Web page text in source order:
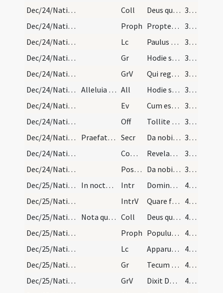
Dec/24/Nativitas (Vigilia)/M2/Mass Propers
Coll Deus qui nos redemptionis nostrae ... securi videamus.
38 (7v)
Dec/24/Nativitas (Vigilia)/M2/Mass Propers
Proph Propter Sion non tacebo
38 (7v)
Dec/24/Nativitas (Vigilia)/M2/Mass Propers
Lc Paulus servus Iesu Christi vocatus apostolus
39 (8r)
Dec/24/Nativitas (Vigilia)/M2/Mass Propers
Gr Hodie scietis quia veniet Dominus
39 (8r)
Dec/24/Nativitas (Vigilia)/M2/Mass Propers
GrV Qui regis Israel intende
39 (8r)
Dec/24/Nativitas (Vigilia)/M2/Mass Propers
Alleluia non dicitur nec Credo nisi in dominica v… All Hodie scietis quia veniet Dominus
39 (8r)
Dec/24/Nativitas (Vigilia)/M2/Mass Propers
Ev Cum esset desponsata mater Iesu Maria Ioseph
39 (8r)
Dec/24/Nativitas (Vigilia)/M2/Mass Propers
Off Tollite portas
39 (8r)
Dec/24/Nativitas (Vigilia)/M2/Mass Propers
Praefatio communis dicitur. Secr Da nobis quaesumus omnipotens Deus ut sicut adoranda
39 (8r)
Dec/24/Nativitas (Vigilia)/M2/Mass Propers
Comm Revelabitur gloria Domini
39 (8r)
Dec/24/Nativitas (Vigilia)/M2/Mass Propers
Postcomm Da nobis quaesumus Domine Unigeniti tui recensita ... sempiterna gaudentes.
39 (8r)
Dec/25/Nativitas/M1/Mass Propers
In nocte nativitatis Domini in gallicantu. Ad mis… Intr Dominus dixit ad me
40 (8v)
Dec/25/Nativitas/M1/Mass Propers
IntrV Quare fremuerunt gentes
40 (8v)
Dec/25/Nativitas/M1/Mass Propers
Nota quod in missis quattuor capparum introitus r… Coll Deus qui hanc sacratissimam noctem veri luminis
40 (8v)
Dec/25/Nativitas/M1/Mass Propers
Proph Populus qui ambulabat in tenebris
40 (8v)
Dec/25/Nativitas/M1/Mass Propers
Lc Apparuit gratia Dei Salvatoris nostri omnibus hominibus
40 (8v)
Dec/25/Nativitas/M1/Mass Propers
Gr Tecum principium
40 (8v)
Dec/25/Nativitas/M1/Mass Propers
GrV Dixit Dominus Domino meo
40 (8v)